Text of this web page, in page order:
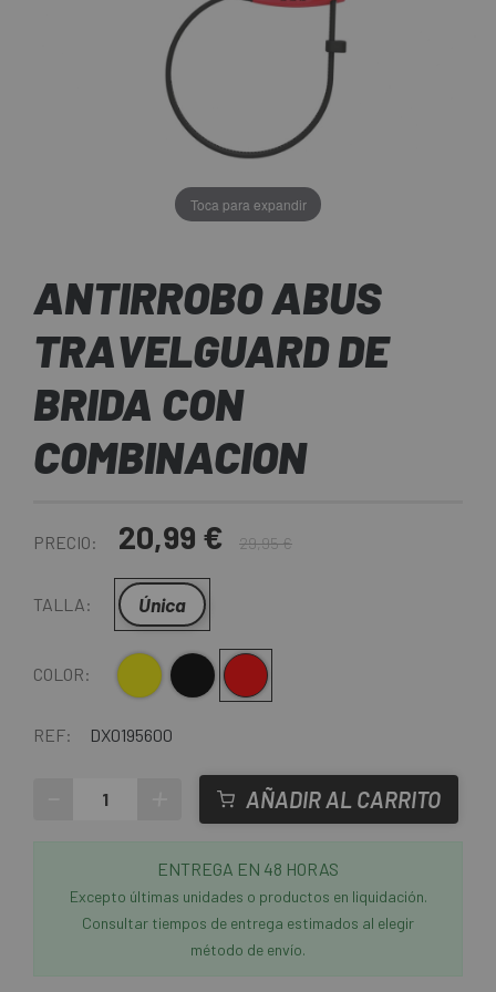
Toca para expandir
ANTIRROBO ABUS
TRAVELGUARD DE
BRIDA CON
COMBINACION
PRECIO: 20,99 € 29,95 €
TALLA: Única
COLOR: AmarilloNegro Rojo
REF: DX0195600
AÑADIR AL CARRITO
ENTREGA EN 48 HORAS
Excepto últimas unidades o productos en liquidación.
Consultar tiempos de entrega estimados al elegir
método de envío.